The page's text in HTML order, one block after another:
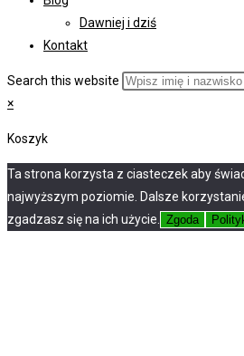
Dawniej i dziś
Kontakt
Search this website
×
Koszyk
Ta strona korzysta z ciasteczek aby
najwyższym poziomie. Dalsze
zgadzasz się na ich użycie.
Zgoda